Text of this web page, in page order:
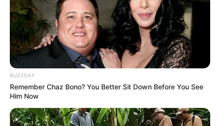
6. Selain dinding, juga bisa dijadikan sebagai hiasan
BUZZDAY
Remember Chaz Bono? You Better Sit Down Before You See
Him Now